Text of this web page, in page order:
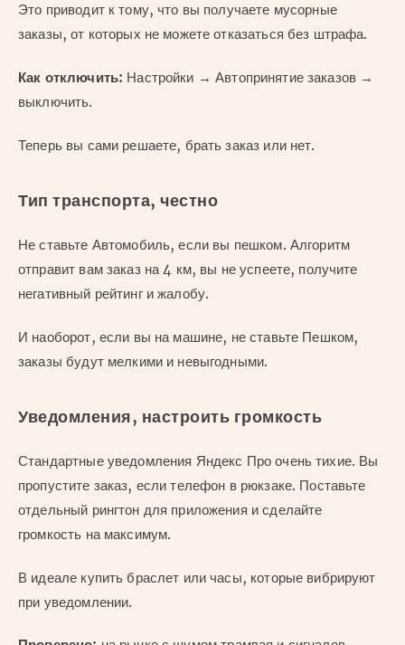
Это приводит к тому, что вы получаете мусорные
заказы, от которых не можете отказаться без штрафа.
Как отключить: Настройки → Автопринятие заказов →
выключить.
Теперь вы сами решаете, брать заказ или нет.
Тип транспорта, честно
Не ставьте Автомобиль, если вы пешком. Алгоритм
отправит вам заказ на 4 км, вы не успеете, получите
негативный рейтинг и жалобу.
И наоборот, если вы на машине, не ставьте Пешком,
заказы будут мелкими и невыгодными.
Уведомления, настроить громкость
Стандартные уведомления Яндекс Про очень тихие. Вы
пропустите заказ, если телефон в рюкзаке. Поставьте
отдельный рингтон для приложения и сделайте
громкость на максимум.
В идеале купить браслет или часы, которые вибрируют
при уведомлении.